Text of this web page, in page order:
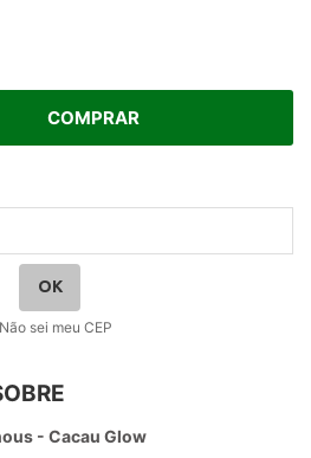
COMPRAR
Não sei meu CEP
- Cacau Glow